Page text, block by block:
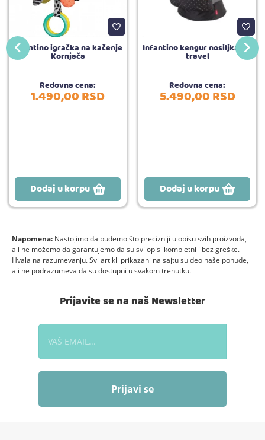
Infantino igračka na kačenje
Kornjača
Redovna cena:
1.490,00RSD
Dodaj u korpu
Infantino kengur nosiljka Zip
travel
Redovna cena:
5.490,00RSD
Dodaj u korpu
Napomena: Nastojimo da budemo što precizniji u opisu svih proizvoda,
ali ne možemo da garantujemo da su svi opisi kompletni i bez greške.
Hvala na razumevanju. Svi artikli prikazani na sajtu su deo naše ponude,
ali ne podrazumeva da su dostupni u svakom trenutku.
Prijavite se na naš Newsletter
Prijavi se